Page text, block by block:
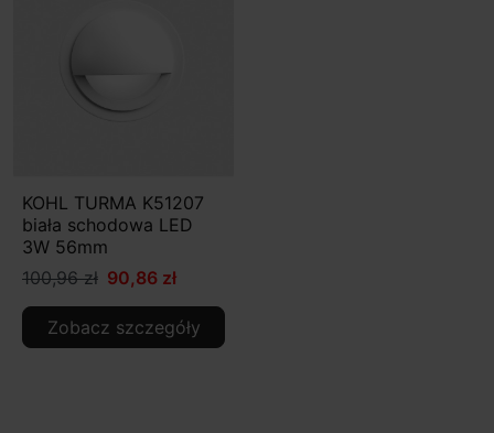
KOHL TURMA K51207
biała schodowa LED
3W 56mm
100,96 zł 90,86 zł
Zobacz szczegóły